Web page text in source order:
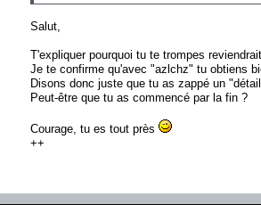
Salut,
T'expliquer pourquoi tu te trompes
Je te confirme qu'avec "azlchz" tu obtiens
Disons donc juste que tu as zappé un
Peut-être que tu as commencé par la fin ?
Courage, tu es tout près
++